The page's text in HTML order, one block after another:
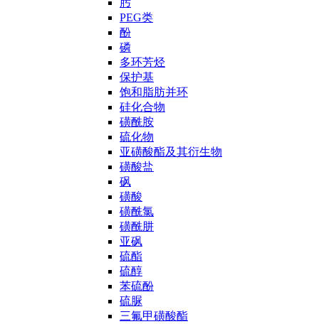
肟
PEG类
酚
磷
多环芳烃
保护基
饱和脂肪并环
硅化合物
磺酰胺
硫化物
亚磺酸酯及其衍生物
磺酸盐
砜
磺酸
磺酰氯
磺酰肼
亚砜
硫酯
硫醇
苯硫酚
硫脲
三氟甲磺酸酯